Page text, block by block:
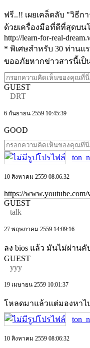
ฟรี..!! เผยเคล็ดลับ "วิธีก
ด้วยเครื่องมือที่ดีที่สุดบน
http://learn-for-real-
* พิเศษสำหรับ 30 ท่านแ
ขออภัยหากข่าวสารนี้เป็
GUEST
DRT
6 กันยายน 2559 10:45:39
GOOD
10 สิงหาคม 2559 08:06:32
https://
GUEST
talk
27 พฤษภาคม 2559 14:09:16
ลง bios แล้ว มันไม่ผ่านคั
GUEST
yyy
19 เมษายน 2559 10:01:37
โหลดมาแล้วแต่มองหาไ
10 สิงหาคม 2559 08:06:32